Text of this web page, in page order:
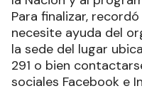
Para finalizar,
necesite ayuda del
la sede del lugar
291 o bien
sociales Facebook e